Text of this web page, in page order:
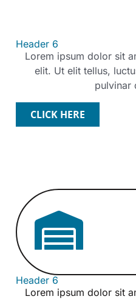
Header 6
Lorem ipsum dolor sit
elit. Ut elit tellus,
pulvinar
CLICK HERE
Header 6
Lorem ipsum dolor sit